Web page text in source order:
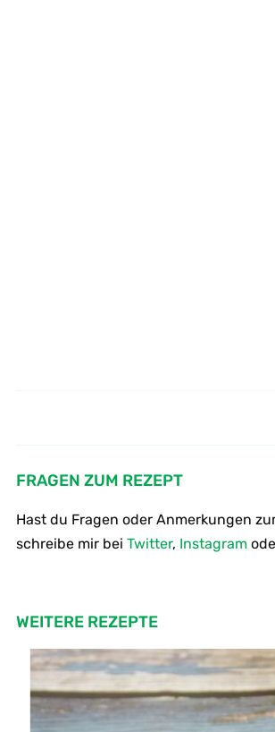
FRAGEN ZUM REZEPT
Hast du Fragen oder Anmerkungen
schreibe mir bei Twitter, Instagram
WEITERE REZEPTE